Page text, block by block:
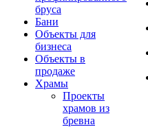
бруса
Бани
Объекты для
бизнеса
Объекты в
продаже
Храмы
Проекты
храмов из
бревна